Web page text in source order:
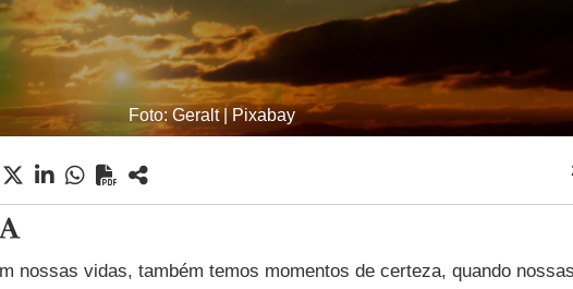
Foto: Geralt | Pixabay
nossas vidas, também temos momentos de certeza, quando